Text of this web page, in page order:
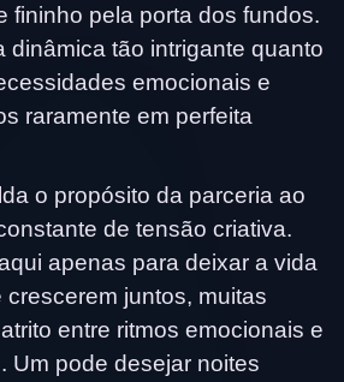
fininho pela porta dos fundos.
dinâmica tão intrigante quanto
emocionais e
raramente em perfeita
o propósito da parceria ao
de tensão criativa.
apenas para deixar a vida
crescerem juntos, muitas
entre ritmos emocionais e
Um pode desejar noites